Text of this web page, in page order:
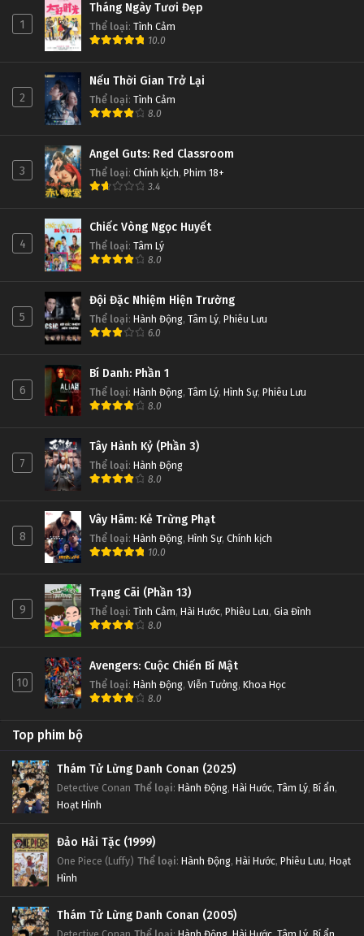
1
Tháng Ngày Tươi Đẹp
Thể loại: Tình Cảm
10.0
2
Nếu Thời Gian Trở Lại
Thể loại: Tình Cảm
8.0
3
Angel Guts: Red Classroom
Thể loại: Chính kịch, Phim 18+
3.4
4
Chiếc Vòng Ngọc Huyết
Thể loại: Tâm Lý
8.0
5
Đội Đặc Nhiệm Hiện Trường
Thể loại: Hành Động, Tâm Lý, Phiêu Lưu
6.0
6
Bí Danh: Phần 1
Thể loại: Hành Động, Tâm Lý, Hình Sự, Phiêu Lưu
8.0
7
Tây Hành Kỷ (Phần 3)
Thể loại: Hành Động
8.0
8
Vây Hãm: Kẻ Trừng Phạt
Thể loại: Hành Động, Hình Sự, Chính kịch
10.0
9
Trạng Cãi (Phần 13)
Thể loại: Tình Cảm, Hài Hước, Phiêu Lưu, Gia Đình
8.0
10
Avengers: Cuộc Chiến Bí Mật
Thể loại: Hành Động, Viễn Tưởng, Khoa Học
8.0
Top phim bộ
Thám Tử Lừng Danh Conan (2025)
Detective Conan Thể loại: Hành Động, Hài Hước, Tâm Lý, Bí ẩn,
Hoạt Hình
Đảo Hải Tặc (1999)
One Piece (Luffy) Thể loại: Hành Động, Hài Hước, Phiêu Lưu, Hoạt
Hình
Thám Tử Lừng Danh Conan (2005)